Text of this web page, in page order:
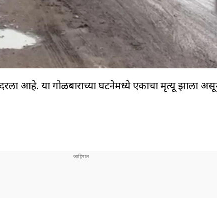
आहे. या गोळीबाराच्या घटनेमध्ये एकाचा मृत्यू झाला